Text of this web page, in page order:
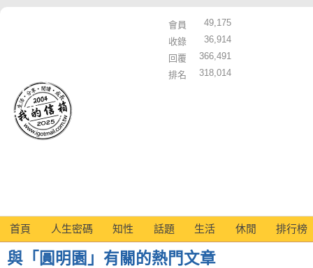
會員
49,175
收錄
36,914
回覆
366,491
排名
318,014
首頁 人生密碼 知性 話題 生活 休閒 排行榜
與「圓明園」有關的熱門文章